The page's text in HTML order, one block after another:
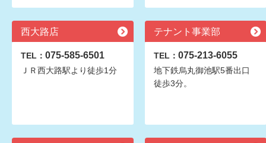
西大路店
TEL： 075-585-6501
ＪＲ西大路駅より徒歩1分
テナント事業部
TEL： 075-213-6055
地下鉄烏丸御池駅5番出口
徒歩3分。